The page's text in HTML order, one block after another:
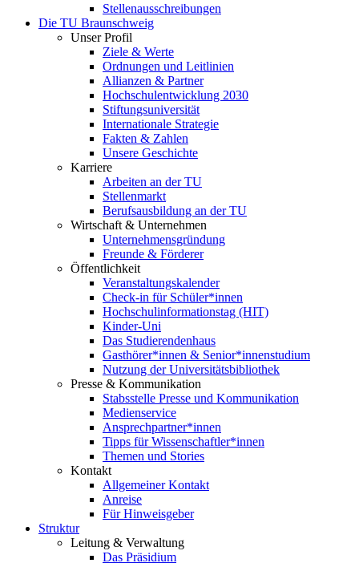
Stellenausschreibungen
Die TU Braunschweig
Unser Profil
Ziele & Werte
Ordnungen und Leitlinien
Allianzen & Partner
Hochschulentwicklung 2030
Stiftungsuniversität
Internationale Strategie
Fakten & Zahlen
Unsere Geschichte
Karriere
Arbeiten an der TU
Stellenmarkt
Berufsausbildung an der TU
Wirtschaft & Unternehmen
Unternehmensgründung
Freunde & Förderer
Öffentlichkeit
Veranstaltungskalender
Check-in für Schüler*innen
Hochschulinformationstag (HIT)
Kinder-Uni
Das Studierendenhaus
Gasthörer*innen & Senior*innenstudium
Nutzung der Universitätsbibliothek
Presse & Kommunikation
Stabsstelle Presse und Kommunikation
Medienservice
Ansprechpartner*innen
Tipps für Wissenschaftler*innen
Themen und Stories
Kontakt
Allgemeiner Kontakt
Anreise
Für Hinweisgeber
Struktur
Leitung & Verwaltung
Das Präsidium